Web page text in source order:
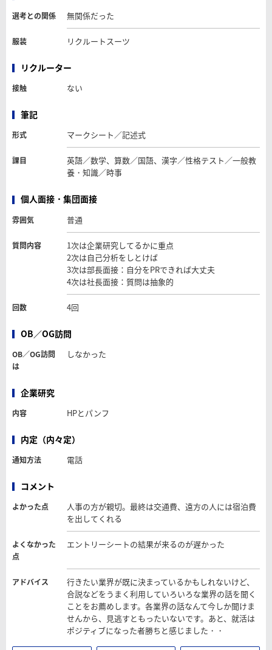
選考との関係 無関係だった
服装 リクルートスーツ
リクルーター
接触 ない
筆記
形式 マークシート／記述式
課目
英語／数学、算数／国語、漢字／性格テスト／一般教
養・知識／時事
個人面接・集団面接
雰囲気 普通
質問内容
1次は企業研究してるかに重点
2次は自己分析をしとけば
3次は部長面接：自分をPRできれば大丈夫
4次は社長面接：質問は抽象的
回数 4回
OB／OG訪問
OB／OG訪問
は
しなかった
企業研究
内容 HPとパンフ
内定（内々定）
通知方法 電話
コメント
よかった点
人事の方が親切。最終は交通費、遠方の人には宿泊費
を出してくれる
よくなかった
点
エントリーシートの結果が来るのが遅かった
アドバイス
行きたい業界が既に決まっているかもしれないけど、
合説などをうまく利用していろいろな業界の話を聞く
ことをお薦めします。各業界の話なんて今しか聞けま
せんから、見逃すともったいないです。あと、就活は
ポジティブになった者勝ちと感じました・・